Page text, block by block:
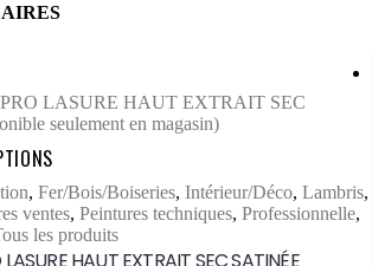
a
plusieurs
variations.
Les
, Fer/Bois/Boiseries, Intérieur/Déco, Lambris,
ventes, Peintures techniques, Professionnelle,
les produits
HAUT EXTRAIT SEC SATINÉE